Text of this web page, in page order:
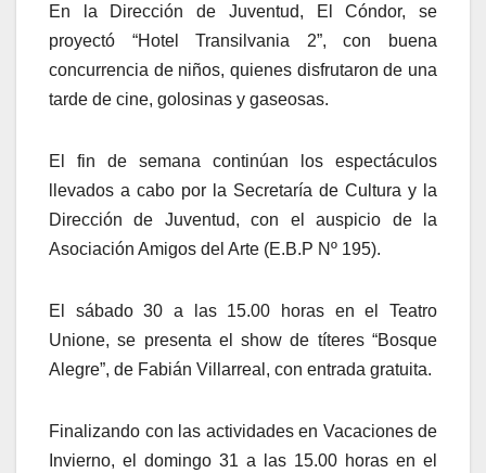
En la Dirección de Juventud, El Cóndor, se
proyectó “Hotel Transilvania 2”, con buena
concurrencia de niños, quienes disfrutaron de una
tarde de cine, golosinas y gaseosas.
El fin de semana continúan los espectáculos
llevados a cabo por la Secretaría de Cultura y la
Dirección de Juventud, con el auspicio de la
Asociación Amigos del Arte (E.B.P Nº 195).
El sábado 30 a las 15.00 horas en el Teatro
Unione, se presenta el show de títeres “Bosque
Alegre”, de Fabián Villarreal, con entrada gratuita.
Finalizando con las actividades en Vacaciones de
Invierno, el domingo 31 a las 15.00 horas en el